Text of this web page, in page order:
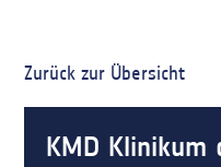
Zurück zur Übersicht
KMD